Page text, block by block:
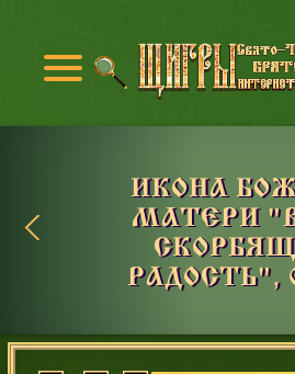
ИКОНА
МАТЕРИ
РАДОСТЬ",